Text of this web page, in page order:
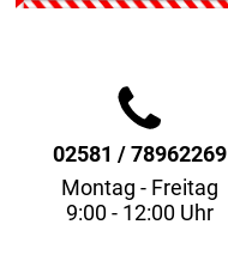
02581 / 78962269
Montag - Freitag
9:00 - 12:00 Uhr